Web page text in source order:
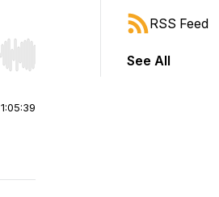
Hold shift to jump forward or
1:05:39
RSS Feed
See All